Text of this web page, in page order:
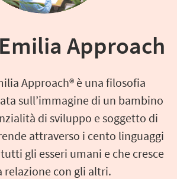
Approach
Approach® è una filosofia
sull’immagine di un bambino
di sviluppo e soggetto di
attraverso i cento linguaggi
gli esseri umani e che cresce
relazione con gli altri.